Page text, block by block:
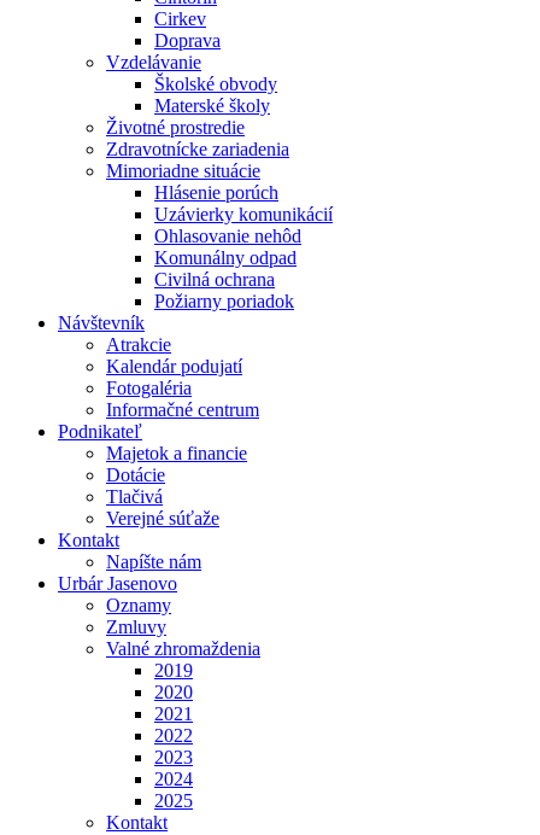
Cirkev
Doprava
Vzdelávanie
Školské obvody
Materské školy
Životné prostredie
Zdravotnícke zariadenia
Mimoriadne situácie
Hlásenie porúch
Uzávierky komunikácií
Ohlasovanie nehôd
Komunálny odpad
Civilná ochrana
Požiarny poriadok
Návštevník
Atrakcie
Kalendár podujatí
Fotogaléria
Informačné centrum
Podnikateľ
Majetok a financie
Dotácie
Tlačivá
Verejné súťaže
Kontakt
Napíšte nám
Urbár Jasenovo
Oznamy
Zmluvy
Valné zhromaždenia
2019
2020
2021
2022
2023
2024
2025
Kontakt